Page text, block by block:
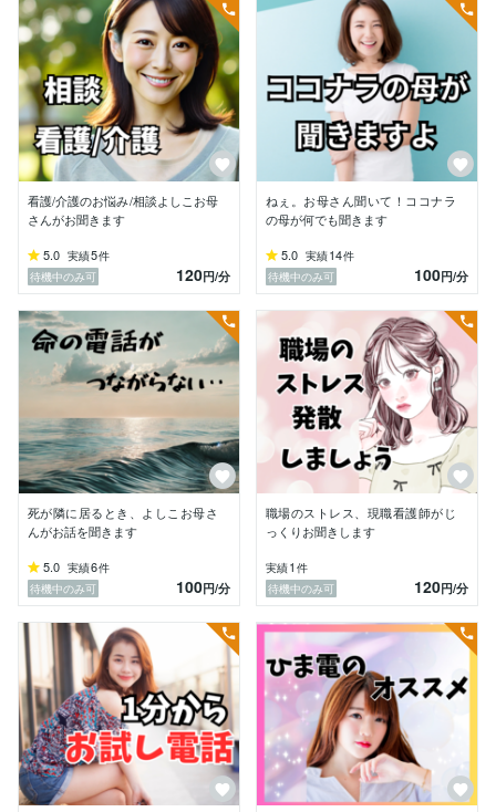
患者様の病状悪化、急変時、死に立ち会ってきました。
患者様、家族様の苦痛、ストレスは、計り知れないもの
でした。
患者さんのワガママや患者さんの苦痛の訴え
人間関係・夫婦関係のトラブルも色々見てきました。
今までたくさん笑顔や感謝の言葉をいただいてきました
が
病院は、戦場です。
大変でした。
Ｈ2０年代職場のストレスにて顎関節症発症、口が開か
なくなり
パニックとなり不眠となりました。
病院受診、診察の結果抗精神薬処方され
約1年間内服しました。
うつ病と診断されました。
数年後精神病院就職後仕事に慣れず、パニック障害も発
内服治療・休職にて心と体を休めてました。
その後　老人ホームの看護師勤務をしました。
家庭でお世話ができない利用者さまの苦労、
ストレスは理解出来ます。
食事介助、オムツ交換、身体の清潔に保つ為身体拭き、
体力が入ります。
看護/介護のお悩み/相談よしこお母
さんがお聞きます
5.0 実績5件
待機中のみ可
120円/分
ねぇ。お母さん聞いて！ココナラ
の母が何でも聞きます
5.0 実績14件
待機中のみ可
100円/分
死が隣に居るとき、よしこお母さ
んがお話を聞きます
5.0 実績6件
待機中のみ可
100円/分
職場のストレス、現職看護師がじ
っくりお聞きします
実績1 件
待機中のみ可
120円/分